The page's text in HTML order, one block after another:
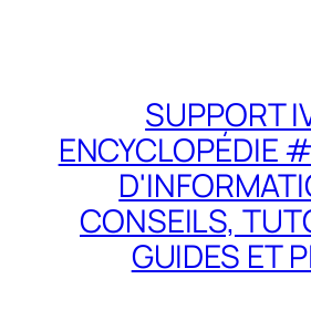
SUPPORT
ENCYCLOPÉDIE
CONSEILS,
GUIDES ET